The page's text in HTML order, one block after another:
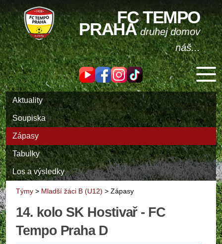
FC TEMPO
PRAHAdruhej domov
náš...
Aktuality
Soupiska
Zápasy
Tabulky
Los a výsledky
Týmy > Mladší žáci B (U12) > Zápasy
14. kolo SK Hostivař - FC
Tempo Praha D